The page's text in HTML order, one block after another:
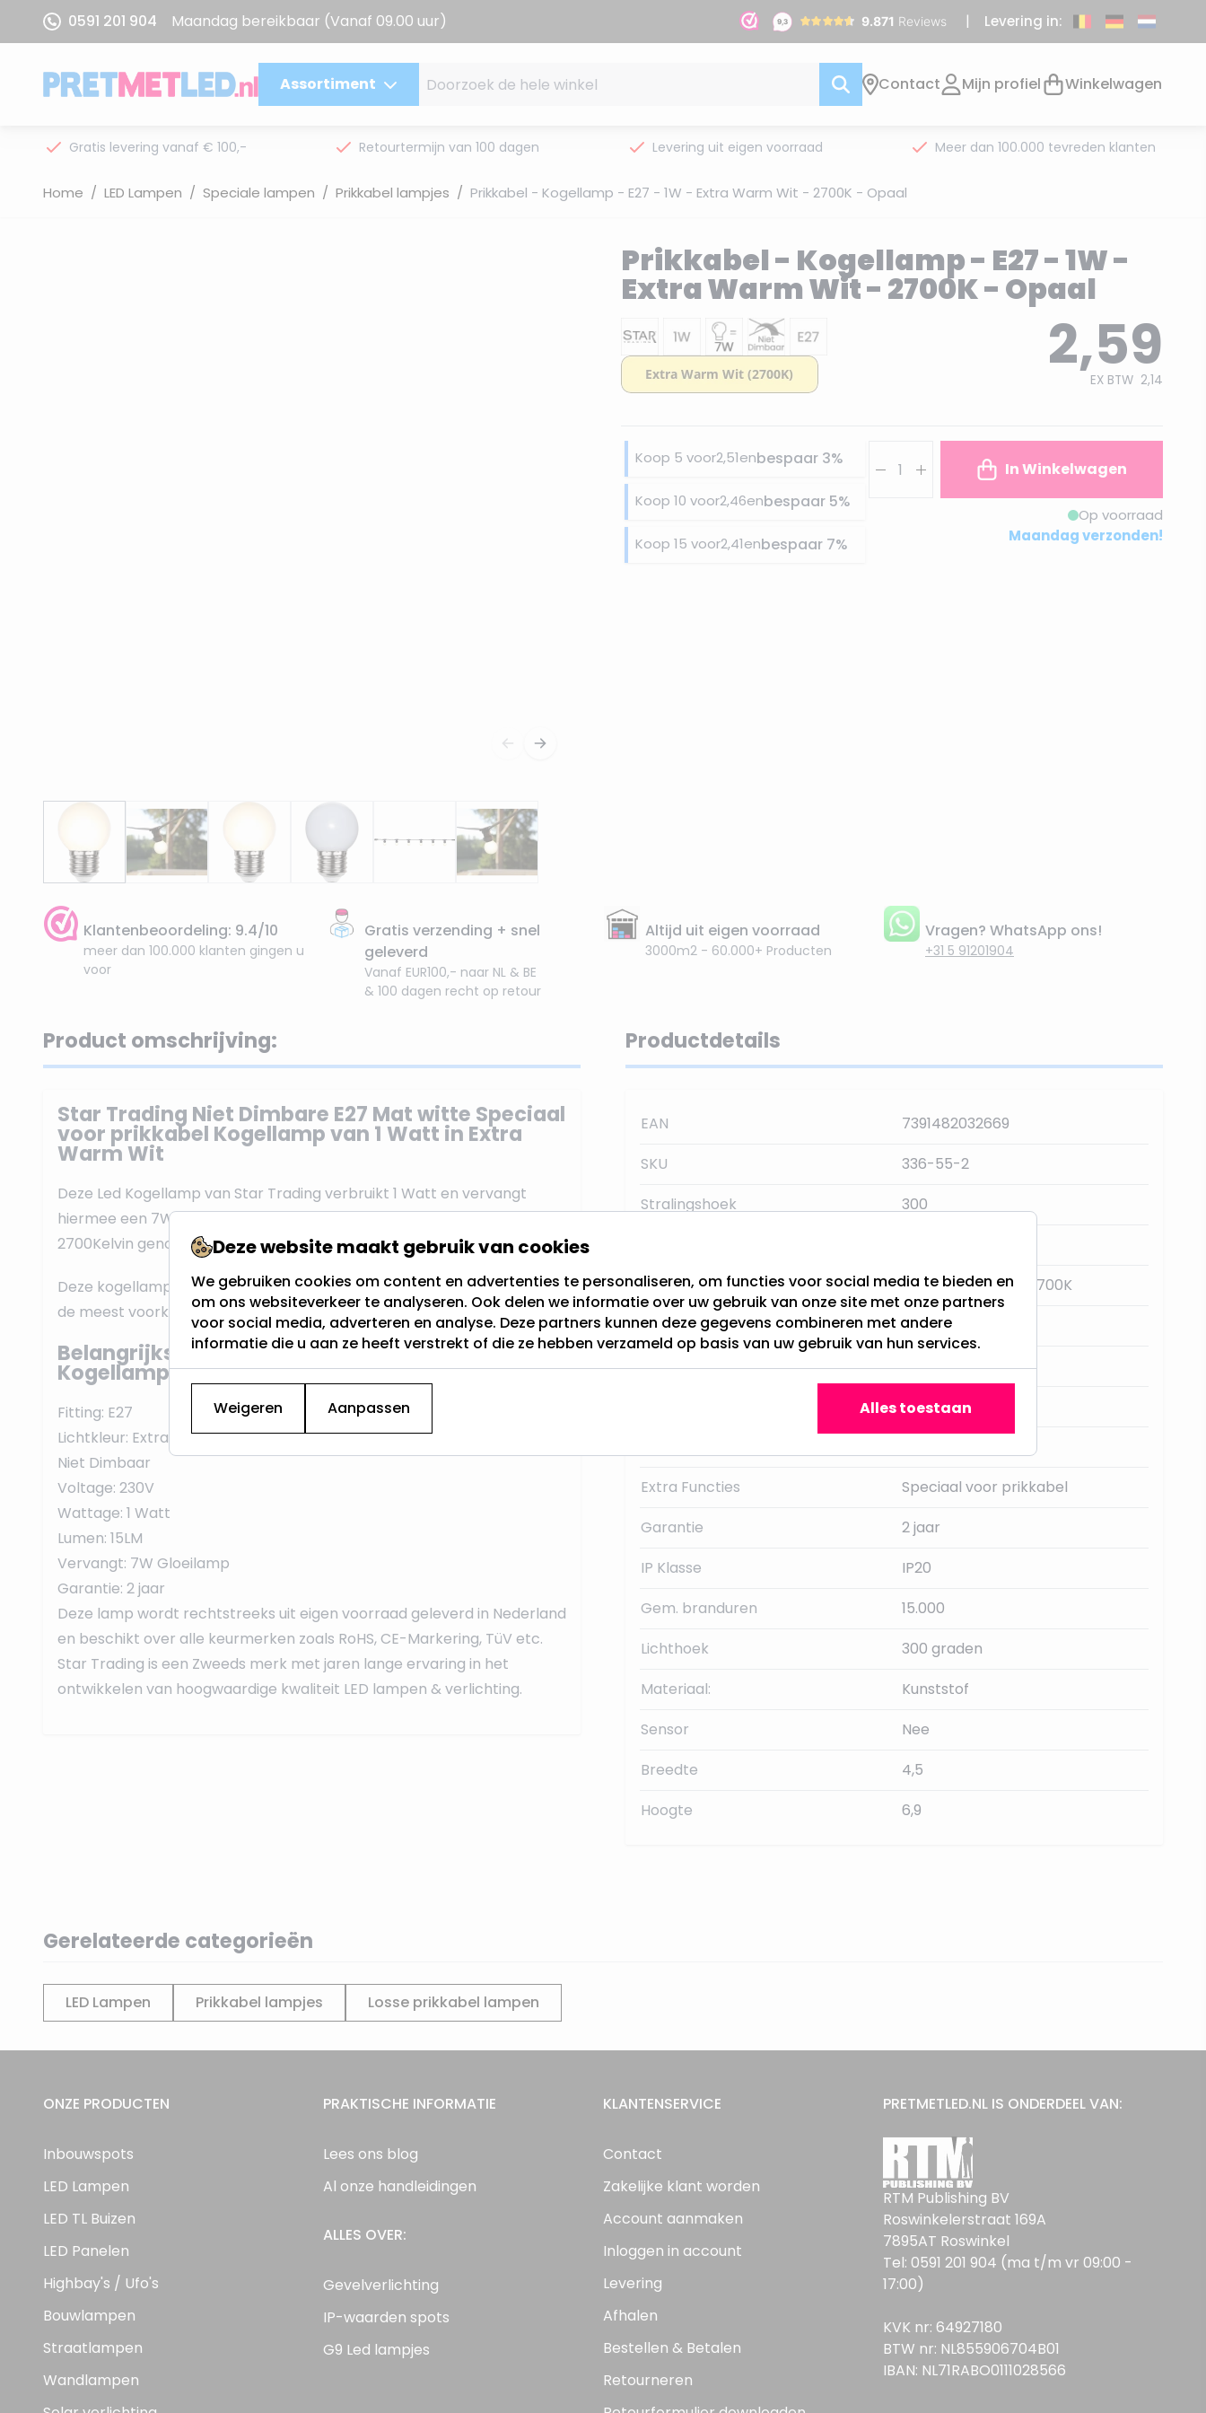
Ga naar de inhoud
0591 201 904 Maandag bereikbaar (Vanaf 09.00 uur) Levering in:
Assortiment Contact Mijn profiel Winkelwagen
Gratis levering vanaf € 100,- Retourtermijn van 100 dagen Levering uit eigen voorraad Meer dan 100.000 tevreden klanten
Home / LED Lampen / Speciale lampen / Prikkabel lampjes / Prikkabel - Kogellamp - E27 - 1W - Extra Warm Wit - 2700K - Opaal
Prikkabel - Kogellamp - E27 - 1W -
Extra Warm Wit - 2700K - Opaal
2,59
EX BTW 2,14
Koop 5 voor2,51enbespaar 3%
Koop 10 voor2,46enbespaar 5%
Koop 15 voor2,41enbespaar 7%
In Winkelwagen
Op voorraad
Maandag verzonden!
Klantenbeoordeling: 9.4/10
meer dan 100.000 klanten gingen u
voor
Gratis verzending + snel
geleverd
Vanaf EUR100,- naar NL & BE
& 100 dagen recht op retour
Altijd uit eigen voorraad
3000m2 - 60.000+ Producten
Vragen? WhatsApp ons!
+31 5 91201904
Product omschrijving:
Star Trading Niet Dimbare E27 Mat witte Speciaal
voor prikkabel Kogellamp van 1 Watt in Extra
Warm Wit
Deze Led Kogellamp van Star Trading verbruikt 1 Watt en vervangt
hiermee een 7W Gloeilamp. De lichtkleur is Extra Warm Wit, ook wel
2700Kelvin genoemd.
Deze kogellamp heeft een E27 fitting, vaak dikke fitting genoemd. Dit is
de meest voorkomende schroeffitting en werkt op 230Volt.
Belangrijkste eigenschappen van deze E27 LED
Kogellamp:
Fitting: E27
Lichtkleur: Extra Warm Wit - 2700K
Niet Dimbaar
Voltage: 230V
Wattage: 1 Watt
Lumen: 15LM
Vervangt: 7W Gloeilamp
Garantie: 2 jaar
Deze lamp wordt rechtstreeks uit eigen voorraad geleverd in Nederland
en beschikt over alle keurmerken zoals RoHS, CE-Markering, TüV etc.
Star Trading is een Zweeds merk met jaren lange ervaring in het
ontwikkelen van hoogwaardige kwaliteit LED lampen & verlichting.
Productdetails
EAN
7391482032669
SKU
336-55-2
Stralingshoek
300
Lichtkleur
Extra Warm Wit - 2700K
Dimbaar
Nee
Merk
Star Trading
15LM
Extra Functies
Speciaal voor prikkabel
Garantie
2 jaar
IP Klasse
IP20
Gem. branduren
15.000
Lichthoek
300 graden
Materiaal:
Kunststof
Sensor
Nee
Breedte
4,5
Hoogte
6,9
Gerelateerde categorieën
LED Lampen Prikkabel lampjes Losse prikkabel lampen
ONZE PRODUCTEN
Inbouwspots
LED Lampen
LED TL Buizen
LED Panelen
Highbay's / Ufo's
Bouwlampen
Straatlampen
Wandlampen
PRAKTISCHE INFORMATIE
Lees ons blog
Al onze handleidingen
ALLES OVER:
Gevelverlichting
IP-waarden spots
G9 Led lampjes
KLANTENSERVICE
Contact
Zakelijke klant worden
Account aanmaken
Inloggen in account
Levering
Afhalen
Bestellen & Betalen
Retourneren
PRETMETLED.NL IS ONDERDEEL VAN:
RTM Publishing BV
Roswinkelerstraat 169A
7895AT Roswinkel
Tel: 0591 201 904 (ma t/m vr 09:00 -
17:00)
KVK nr: 64927180
BTW nr: NL855906704B01
IBAN: NL71RABO0111028566
Deze website maakt gebruik van cookies
We gebruiken cookies om content en advertenties te personaliseren, om functies voor social media te bieden en
om ons websiteverkeer te analyseren. Ook delen we informatie over uw gebruik van onze site met onze partners
voor social media, adverteren en analyse. Deze partners kunnen deze gegevens combineren met andere
informatie die u aan ze heeft verstrekt of die ze hebben verzameld op basis van uw gebruik van hun services.
Weigeren Aanpassen Alles toestaan